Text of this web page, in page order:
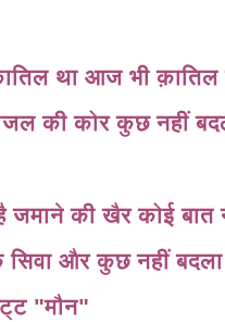
था आज भी
की कोर कुछ नहीं
जमाने की खैर कोई बात
सिवा और कुछ नहीं
"मौन"